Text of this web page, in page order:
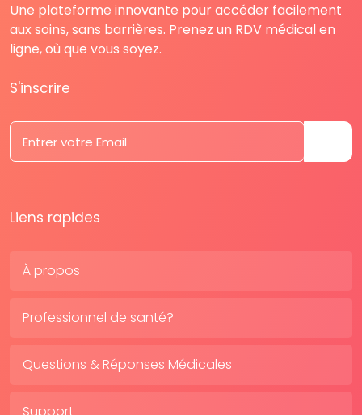
Une plateforme innovante pour accéder facilement
aux soins, sans barrières. Prenez un RDV médical en
ligne, où que vous soyez.
S'inscrire
Liens rapides
À propos
Professionnel de santé?
Questions & Réponses Médicales